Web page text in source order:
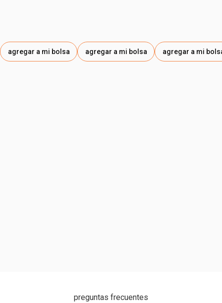
agregar a mi bolsa agregar a mi bolsa agregar a mi
preguntas frecuentes